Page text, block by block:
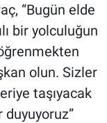
“Bugün elde
bir yolculuğun
olun. Sizler
taşıyacak